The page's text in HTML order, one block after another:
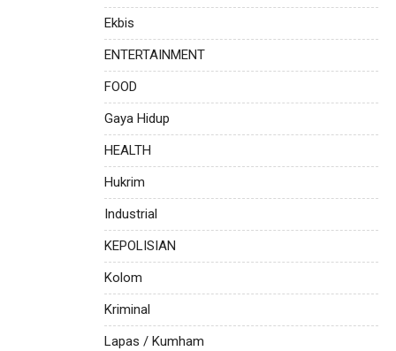
Ekbis
ENTERTAINMENT
FOOD
Gaya Hidup
HEALTH
Hukrim
Industrial
KEPOLISIAN
Kolom
Kriminal
Lapas / Kumham